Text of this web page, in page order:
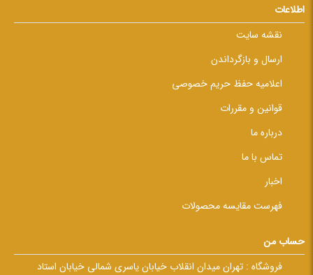
اطلاعات
نقشه سایت
ارسال و بازگرداندن
اعلامیه حفظ حریم خصوصی
قوانین و مقررات
درباره ما
تماس با ما
اخبار
فهرست مقایسه محصولات
حساب من
فروشگاه : تهران میدان انقلاب خیابان یاسری شمالی خیابان استاد